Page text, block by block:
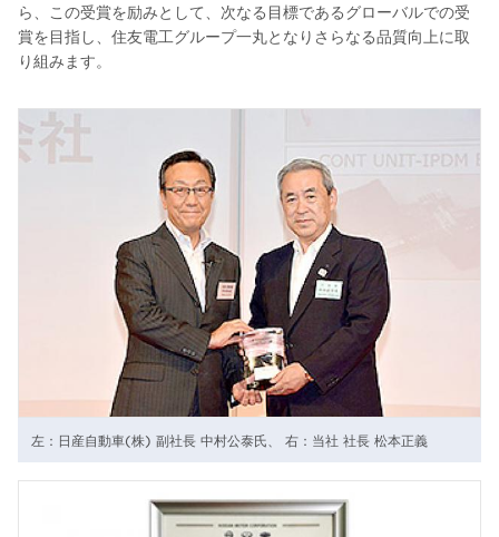
ら、この受賞を励みとして、次なる目標であるグローバルでの受
賞を目指し、住友電工グループ一丸となりさらなる品質向上に取
り組みます。
左：日産自動車(株) 副社長 中村公泰氏、 右：当社 社長 松本正義